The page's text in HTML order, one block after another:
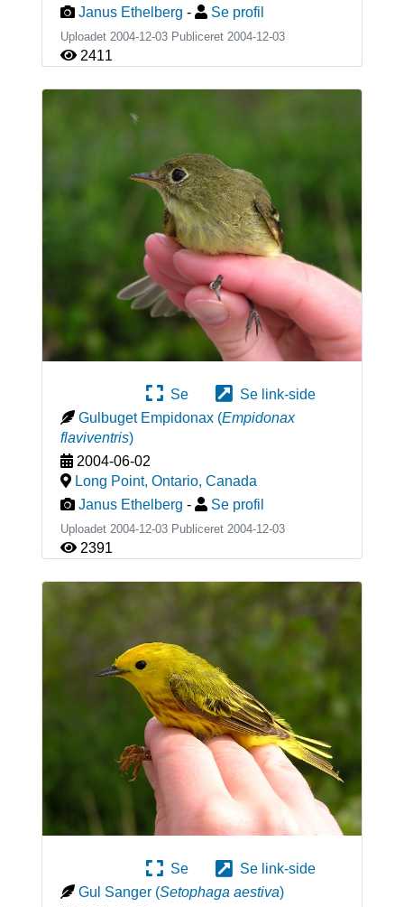
Janus Ethelberg - Se profil
Uploadet 2004-12-03 Publiceret 2004-12-03
2411
Se
Se link-side
Gulbuget Empidonax (Empidonax
flaviventris)
2004-06-02
Long Point, Ontario, Canada
Janus Ethelberg - Se profil
Uploadet 2004-12-03 Publiceret 2004-12-03
2391
Se
Se link-side
Gul Sanger (Setophaga aestiva)